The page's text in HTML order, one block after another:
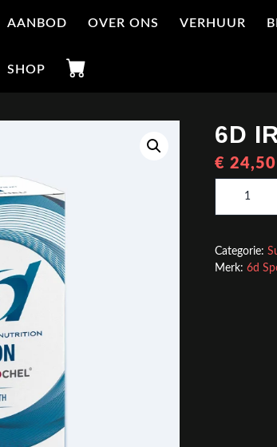
AANBOD OVER ONS VERHUUR
SHOP
6D
€ 24,50
6d Iron
Categorie:
Merk: 6d